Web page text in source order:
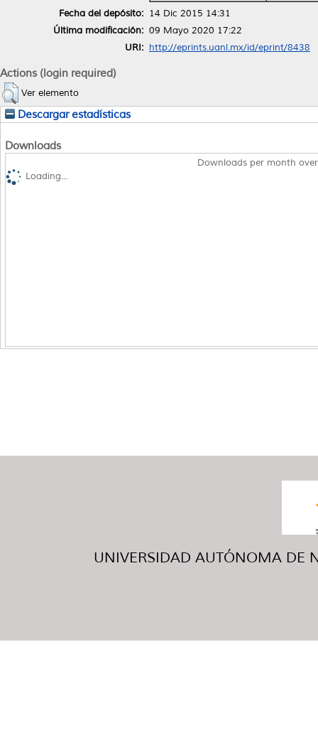
Fecha del depósito: 14 Dic 2015 14:31
Última modificación: 09 Mayo 2020 17:22
URI: http://eprints.uanl.mx/id/eprint/8438
Actions (login required)
Ver elemento
Descargar estadísticas
Downloads
Downloads per month
Loading...
UNIVERSIDAD AUTÓNOMA DE